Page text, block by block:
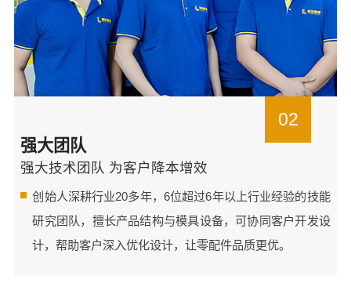
02
强大团队
强大技术团队 为客户降本增效
创始人深耕行业20多年，6位超过6年以上行业经验的技能
研究团队，擅长产品结构与模具设备，可协同客户开发设
计，帮助客户深入优化设计，让零配件品质更优。